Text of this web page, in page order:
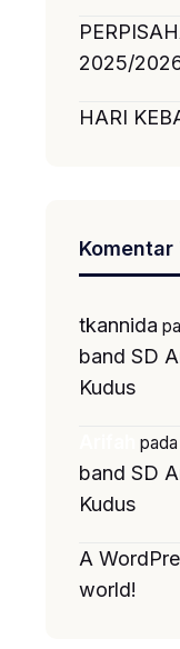
2025/
HARI
Komentar
tkannida
band SD
Kudus
pada
band SD
Kudus
A
world!